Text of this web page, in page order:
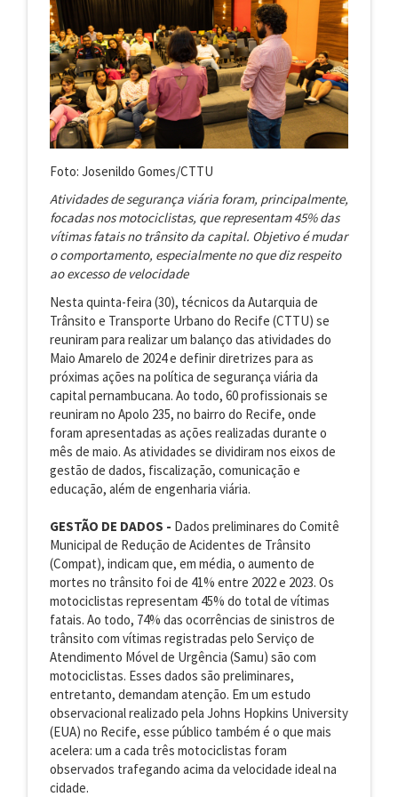
Foto: Josenildo Gomes/CTTU
Atividades de segurança viária foram, principalmente,
focadas nos motociclistas, que representam 45% das
vítimas fatais no trânsito da capital. Objetivo é mudar
o comportamento, especialmente no que diz respeito
ao excesso de velocidade
Nesta quinta-feira (30), técnicos da Autarquia de
Trânsito e Transporte Urbano do Recife (CTTU) se
reuniram para realizar um balanço das atividades do
Maio Amarelo de 2024 e definir diretrizes para as
próximas ações na política de segurança viária da
capital pernambucana. Ao todo, 60 profissionais se
reuniram no Apolo 235, no bairro do Recife, onde
foram apresentadas as ações realizadas durante o
mês de maio. As atividades se dividiram nos eixos de
gestão de dados, fiscalização, comunicação e
educação, além de engenharia viária.
GESTÃO DE DADOS - Dados preliminares do Comitê
Municipal de Redução de Acidentes de Trânsito
(Compat), indicam que, em média, o aumento de
mortes no trânsito foi de 41% entre 2022 e 2023. Os
motociclistas representam 45% do total de vítimas
fatais. Ao todo, 74% das ocorrências de sinistros de
trânsito com vítimas registradas pelo Serviço de
Atendimento Móvel de Urgência (Samu) são com
motociclistas. Esses dados são preliminares,
entretanto, demandam atenção. Em um estudo
observacional realizado pela Johns Hopkins University
(EUA) no Recife, esse público também é o que mais
acelera: um a cada três motociclistas foram
observados trafegando acima da velocidade ideal na
cidade.